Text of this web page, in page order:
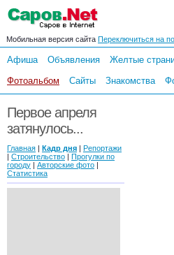
Мобильная версия сайта Переключиться на
Афиша Объявления Желтые
Фотоальбом
Сайты Знакомства
Первое апреля
затянулось...
Главная | Кадр дня | Репортажи
| Строительство | Прогулки по
городу | Авторские фото |
Статистика